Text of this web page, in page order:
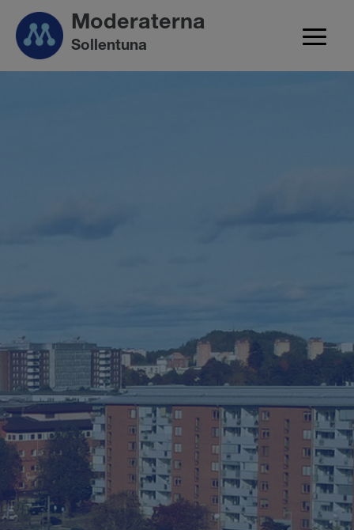
Moderaterna
Sollentuna